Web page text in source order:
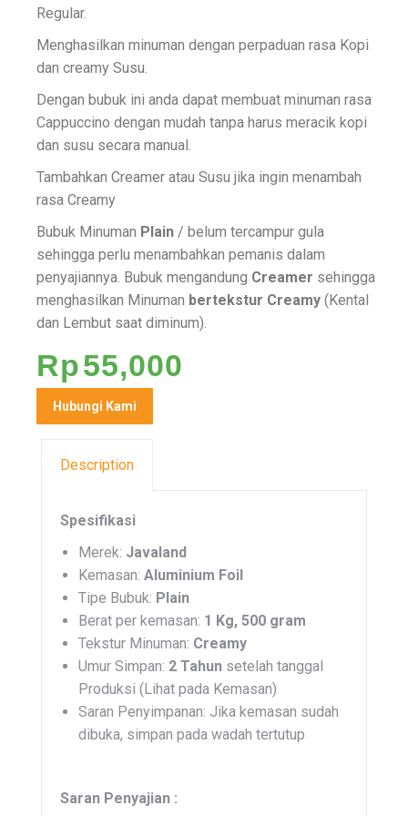
Regular.
Menghasilkan minuman dengan perpaduan rasa Kopi
dan creamy Susu.
Dengan bubuk ini anda dapat membuat minuman rasa
Cappuccino dengan mudah tanpa harus meracik kopi
dan susu secara manual.
Tambahkan Creamer atau Susu jika ingin menambah
rasa Creamy
Bubuk Minuman Plain / belum tercampur gula
sehingga perlu menambahkan pemanis dalam
penyajiannya. Bubuk mengandung Creamer sehingga
menghasilkan Minuman bertekstur Creamy (Kental
dan Lembut saat diminum).
Rp55,000
Hubungi Kami
Description
Spesifikasi
Merek: Javaland
Kemasan: Aluminium Foil
Tipe Bubuk: Plain
Berat per kemasan: 1 Kg, 500 gram
Tekstur Minuman: Creamy
Umur Simpan: 2 Tahun setelah tanggal
Produksi (Lihat pada Kemasan)
Saran Penyimpanan: Jika kemasan sudah
dibuka, simpan pada wadah tertutup
Saran Penyajian :